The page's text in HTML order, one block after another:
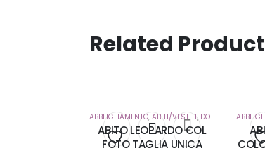
Related
ABBLIGLIAMENTO, ABITI/VESTITI, DONNA
ABITO LEOPARDO COL
FOTO TAGLIA UNICA